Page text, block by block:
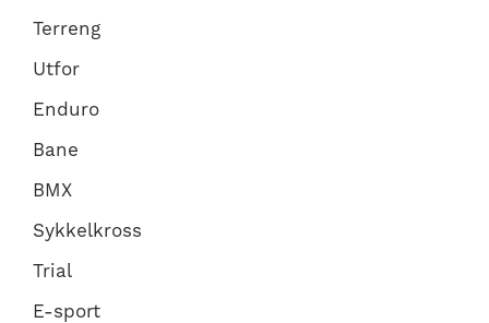
Terreng
Utfor
Enduro
Bane
BMX
Sykkelkross
Trial
E-sport